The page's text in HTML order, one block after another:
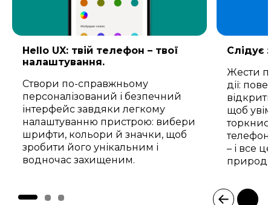
Hello UX: твій телефон – твої
налаштування.
Створи по-справжньому
персоналізований і безпечний
інтерфейс завдяки легкому
налаштуванню пристрою: вибери
шрифти, кольори й значки, щоб
зробити його унікальним і
водночас захищеним.
Слідує
Жести
дії:
щоб
– і все